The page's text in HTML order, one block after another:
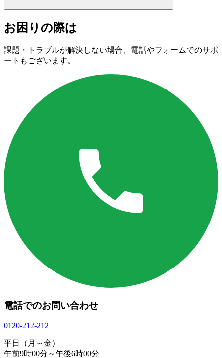
お困りの際は
課題・トラブルが解決しない場合、電話やフォームでのサポ
ートもございます。
電話でのお問い合わせ
0120-212-212
平日（月～金）
午前9時00分～午後6時00分